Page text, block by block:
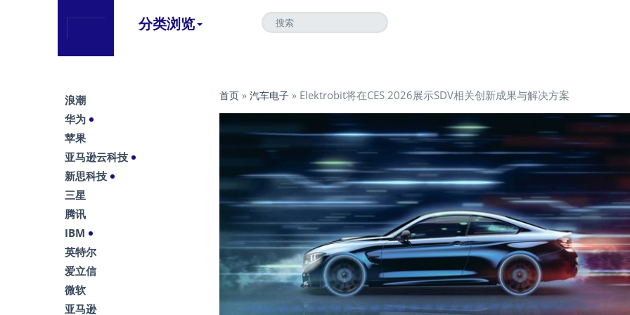
分类浏览
首页 » 汽车电子 » Elektrobit将在CES 2026展示SDV相关创新成果与解决方案
浪潮
华为
苹果
亚马逊云科技
新思科技
三星
腾讯
IBM
英特尔
爱立信
微软
亚马逊